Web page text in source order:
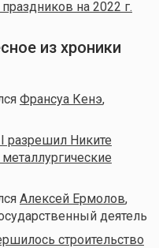
на 2022 г.
из хроники
Франсуа Кенэ,
разрешил Никите
Алексей Ермолов,
деятель
строительство